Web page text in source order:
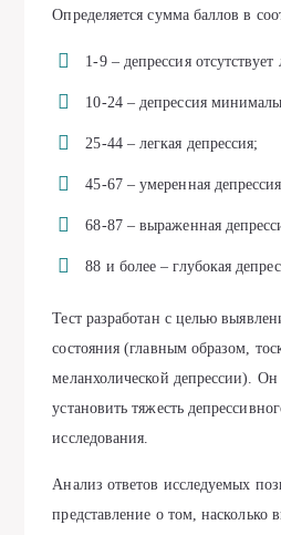
Определяется сумма баллов в
1-9 – депрессия
10-24 – депрессия
25-44 – легкая депрессия;
45-67 – умеренная
68-87 – выраженная
88 и более – глубокая
Тест разработан с целью
состояния (главным образом,
меланхолической депрессии).
установить тяжесть
исследования.
Анализ ответов исследуемых
представление о том, насколько